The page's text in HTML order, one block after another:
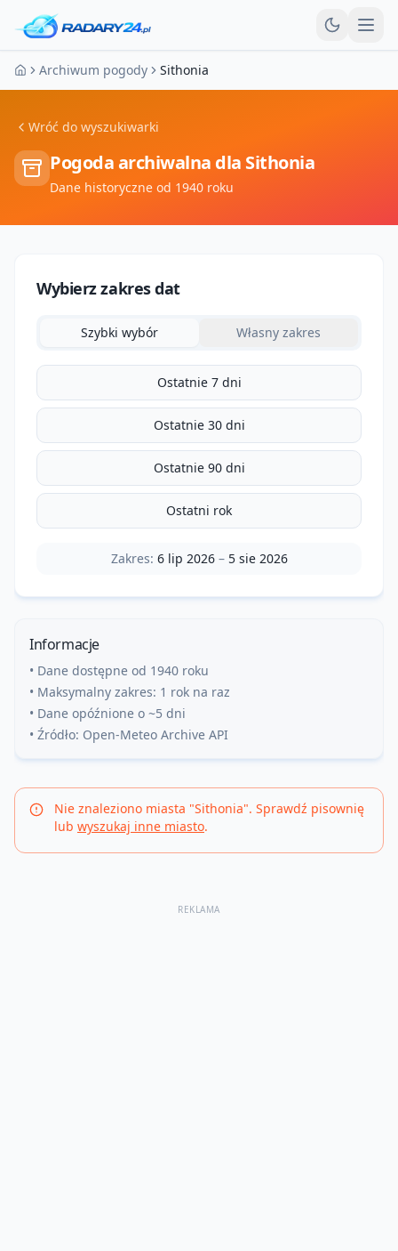
Strona główna
Archiwum pogody Sithonia
Wróć do wyszukiwarki
Pogoda archiwalna dla Sithonia
Dane historyczne od 1940 roku
Wybierz zakres dat
Szybki wybór Własny zakres
Ostatnie 7 dni
Ostatnie 30 dni
Ostatnie 90 dni
Ostatni rok
Zakres: 6 lip 2026– 5 sie 2026
Informacje
• Dane dostępne od 1940 roku
• Maksymalny zakres: 1 rok na raz
• Dane opóźnione o ~5 dni
• Źródło: Open-Meteo Archive API
Nie znaleziono miasta "Sithonia". Sprawdź pisownię
lub wyszukaj inne miasto.
REKLAMA